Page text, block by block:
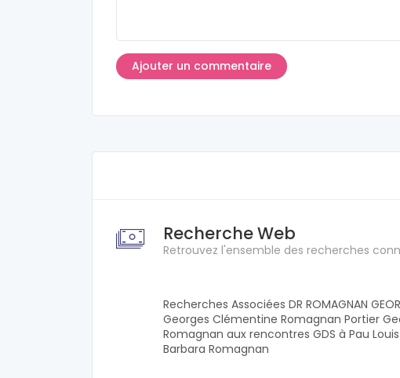
Recherche Web
Retrouvez l'ensemble des recherches
Recherches Associées DR ROMAGNAN
Georges Clémentine Romagnan Portier
Romagnan aux rencontres GDS à Pau
Barbara Romagnan